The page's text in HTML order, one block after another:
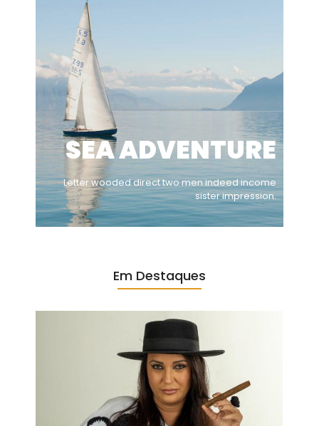
SEA ADVENTURE
Letter wooded direct two men indeed income
sister impression.
Em Destaques